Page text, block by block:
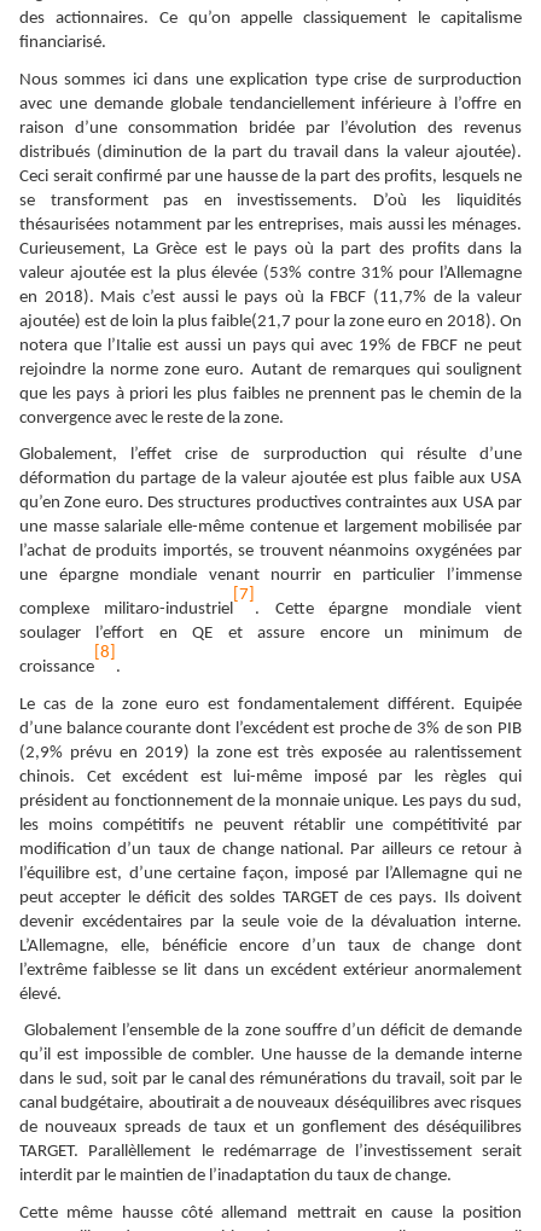
des actionnaires. Ce qu’on appelle classiquement le capitalisme
financiarisé.
Nous sommes ici dans une explication type crise de surproduction
avec une demande globale tendanciellement inférieure à l’offre en
raison d’une consommation bridée par l’évolution des revenus
distribués (diminution de la part du travail dans la valeur ajoutée).
Ceci serait confirmé par une hausse de la part des profits, lesquels ne
se transforment pas en investissements. D’où les liquidités
thésaurisées notamment par les entreprises, mais aussi les ménages.
Curieusement, La Grèce est le pays où la part des profits dans la
valeur ajoutée est la plus élevée (53% contre 31% pour l’Allemagne
en 2018). Mais c’est aussi le pays où la FBCF (11,7% de la valeur
ajoutée) est de loin la plus faible(21,7 pour la zone euro en 2018). On
notera que l’Italie est aussi un pays qui avec 19% de FBCF ne peut
rejoindre la norme zone euro. Autant de remarques qui soulignent
que les pays à priori les plus faibles ne prennent pas le chemin de la
convergence avec le reste de la zone.
Globalement, l’effet crise de surproduction qui résulte d’une
déformation du partage de la valeur ajoutée est plus faible aux USA
qu’en Zone euro. Des structures productives contraintes aux USA par
une masse salariale elle-même contenue et largement mobilisée par
l’achat de produits importés, se trouvent néanmoins oxygénées par
une épargne mondiale venant nourrir en particulier l’immense
complexe militaro-industriel
[7]
. Cette épargne mondiale vient
soulager l’effort en QE et assure encore un minimum de
croissance
[8]
.
Le cas de la zone euro est fondamentalement différent. Equipée
d’une balance courante dont l’excédent est proche de 3% de son PIB
(2,9% prévu en 2019) la zone est très exposée au ralentissement
chinois. Cet excédent est lui-même imposé par les règles qui
président au fonctionnement de la monnaie unique. Les pays du sud,
les moins compétitifs ne peuvent rétablir une compétitivité par
modification d’un taux de change national. Par ailleurs ce retour à
l’équilibre est, d’une certaine façon, imposé par l’Allemagne qui ne
peut accepter le déficit des soldes TARGET de ces pays. Ils doivent
devenir excédentaires par la seule voie de la dévaluation interne.
L’Allemagne, elle, bénéficie encore d’un taux de change dont
l’extrême faiblesse se lit dans un excédent extérieur anormalement
élevé.
Globalement l’ensemble de la zone souffre d’un déficit de demande
qu’il est impossible de combler. Une hausse de la demande interne
dans le sud, soit par le canal des rémunérations du travail, soit par le
canal budgétaire, aboutirait a de nouveaux déséquilibres avec risques
de nouveaux spreads de taux et un gonflement des déséquilibres
TARGET. Parallèllement le redémarrage de l’investissement serait
interdit par le maintien de l’inadaptation du taux de change.
Cette même hausse côté allemand mettrait en cause la position